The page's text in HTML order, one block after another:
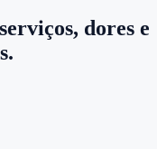
dores e